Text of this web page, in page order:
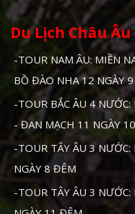
Du Lịch Châu Âu
-TOUR NAM ÂU: MIỀN
BỒ ĐÀO NHA 12 NGÀY
-TOUR BẮC ÂU 4
- ĐAN MẠCH 11 NGÀY
-TOUR TÂY ÂU 3
NGÀY 8 ĐÊM
-TOUR TÂY ÂU 3